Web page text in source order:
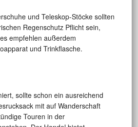
und Teleskop-Stöcke sollten
Regenschutz Pflicht sein,
empfehlen außerdem
und Trinkflasche.
sollte schon ein ausreichend
mit auf Wanderschaft
Touren in der